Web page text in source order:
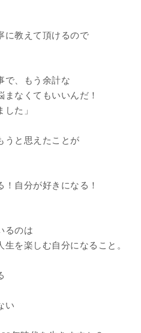
に教えて頂けるので
で、もう余計な
なくてもいいんだ！
た」
うと思えたことが
！自分が好きになる！
るのは
を楽しむ自分になること。
い